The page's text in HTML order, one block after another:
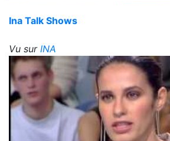
Ina Talk Shows
Vu sur INA